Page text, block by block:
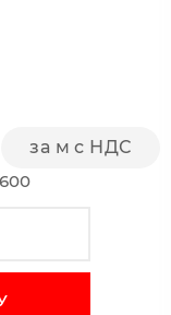
за м с НДС